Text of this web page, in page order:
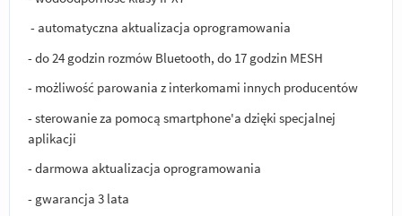
- automatyczna aktualizacja oprogramowania
- do 24 godzin rozmów Bluetooth, do 17 godzin MESH
- możliwość parowania z interkomami innych producentów
- sterowanie za pomocą smartphone'a dzięki specjalnej
aplikacji
- darmowa aktualizacja oprogramowania
- gwarancja 3 lata